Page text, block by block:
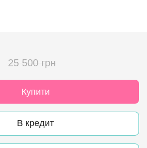
25 500 грн
Купити
В кредит